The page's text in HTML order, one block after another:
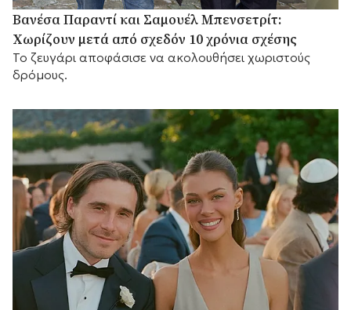
Βανέσα Παραντί και Σαμουέλ Μπενσετρίτ:
Χωρίζουν μετά από σχεδόν 10 χρόνια σχέσης
Το ζευγάρι αποφάσισε να ακολουθήσει χωριστούς
δρόμους.